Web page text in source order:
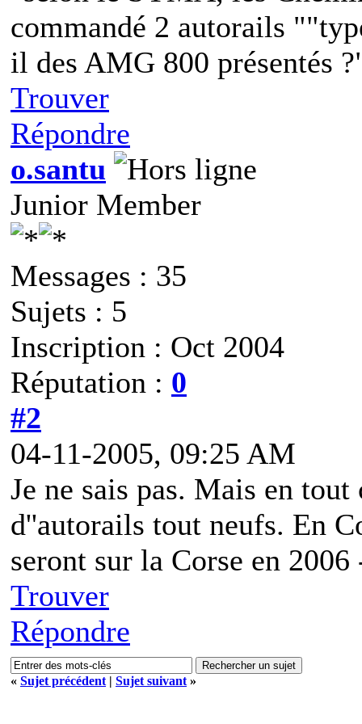
commandé 2 autorails
il des AMG 800 présentés
Trouver
Répondre
o.santu
Junior Member
Messages : 35
Sujets : 5
Inscription : Oct 2004
Réputation : 0
#2
04-11-2005, 09:25 AM
Je ne sais pas. Mais en
d''autorails tout neufs. En
seront sur la Corse en 2006
Trouver
Répondre
« Sujet précédent | Sujet suivant »